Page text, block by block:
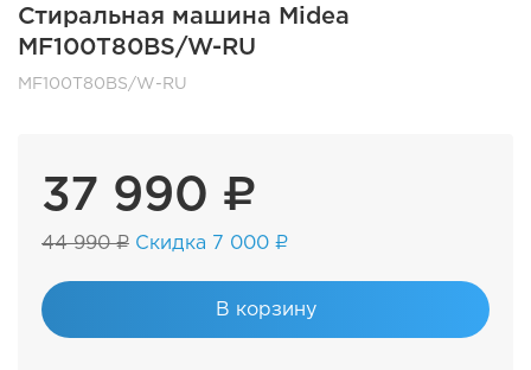
Стиральная машина Midea
MF100T80BS/W-RU
MF100T80BS/W-RU
37 990 ₽
44 990 ₽ Скидка 7 000 ₽
В корзину